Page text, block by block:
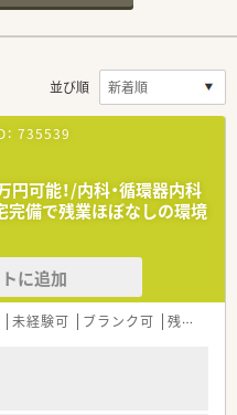
並び順
735539
円可能！/内科・循環器内科
備で残業ほぼなしの環境
に追加
未経験可 ブランク可 残業なし(ほぼなし含む)